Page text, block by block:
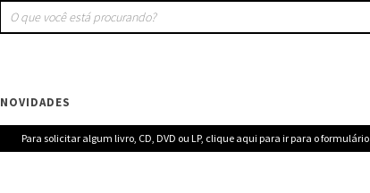
NOVIDADES
Para solicitar algum livro, CD, DVD ou LP, clique aqui para ir para o formulário